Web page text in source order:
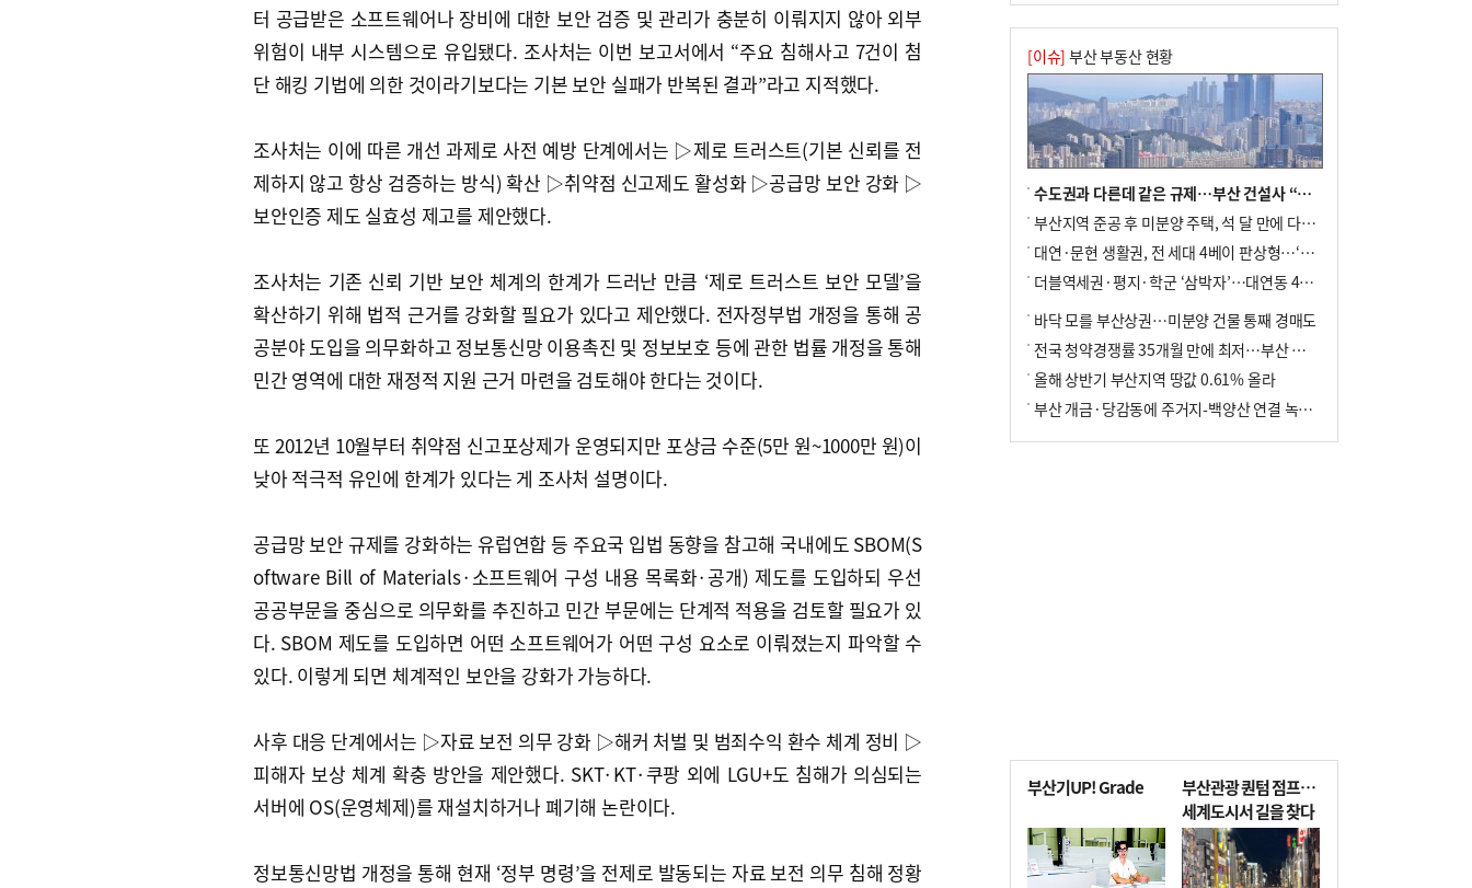
터 공급받은 소프트웨어나 장비에 대한 보안 검증 및 관리가 충분히 이뤄지지 않아 외부
위험이 내부 시스템으로 유입됐다. 조사처는 이번 보고서에서 “주요 침해사고 7건이 첨
단 해킹 기법에 의한 것이라기보다는 기본 보안 실패가 반복된 결과”라고 지적했다.
조사처는 이에 따른 개선 과제로 사전 예방 단계에서는 ▷제로 트러스트(기본 신뢰를 전
제하지 않고 항상 검증하는 방식) 확산 ▷취약점 신고제도 활성화 ▷공급망 보안 강화 ▷
보안인증 제도 실효성 제고를 제안했다.
조사처는 기존 신뢰 기반 보안 체계의 한계가 드러난 만큼 ‘제로 트러스트 보안 모델’을
확산하기 위해 법적 근거를 강화할 필요가 있다고 제안했다. 전자정부법 개정을 통해 공
공분야 도입을 의무화하고 정보통신망 이용촉진 및 정보보호 등에 관한 법률 개정을 통해
민간 영역에 대한 재정적 지원 근거 마련을 검토해야 한다는 것이다.
또 2012년 10월부터 취약점 신고포상제가 운영되지만 포상금 수준(5만 원~1000만 원)이
낮아 적극적 유인에 한계가 있다는 게 조사처 설명이다.
공급망 보안 규제를 강화하는 유럽연합 등 주요국 입법 동향을 참고해 국내에도 SBOM(S
oftware Bill of Materials·소프트웨어 구성 내용 목록화·공개) 제도를 도입하되 우선
공공부문을 중심으로 의무화를 추진하고 민간 부문에는 단계적 적용을 검토할 필요가 있
다. SBOM 제도를 도입하면 어떤 소프트웨어가 어떤 구성 요소로 이뤄졌는지 파악할 수
있다. 이렇게 되면 체계적인 보안을 강화가 가능하다.
사후 대응 단계에서는 ▷자료 보전 의무 강화 ▷해커 처벌 및 범죄수익 환수 체계 정비 ▷
피해자 보상 체계 확충 방안을 제안했다. SKT·KT·쿠팡 외에 LGU+도 침해가 의심되는
서버에 OS(운영체제)를 재설치하거나 폐기해 논란이다.
정보통신망법 개정을 통해 현재 ‘정부 명령’을 전제로 발동되는 자료 보전 의무 침해 정황
[이슈] 부산 부동산 현황
수도권과 다른데 같은 규제…부산 건설사 “쓰러지기 직전”
부산지역 준공 후 미분양 주택, 석 달 만에 다시 3000가구 넘어서
대연·문현 생활권, 전 세대 4베이 판상형…‘더샵 트리센트’ 내달 분양
더블역세권·평지·학군 ‘삼박자’…대연동 42층 브랜드 단지
바닥 모를 부산상권…미분양 건물 통째 경매도
전국 청약경쟁률 35개월 만에 최저…부산 미분양 ‘적체’ 심화
올해 상반기 부산지역 땅값 0.61% 올라
부산 개금·당감동에 주거지-백양산 연결 녹지 조성
부산기UP! Grade
부산관광 퀀텀 점프…
세계도시서 길을 찾다